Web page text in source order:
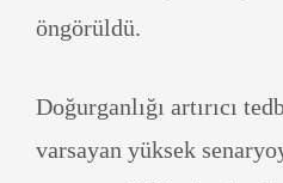
öngörüldü.
Doğurganlığı artırıcı
varsayan yüksek